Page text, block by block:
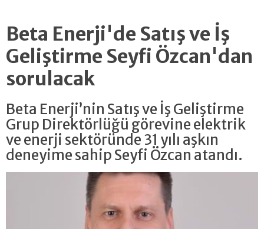
Beta Enerji'de Satış ve İş
Geliştirme Seyfi Özcan'dan
sorulacak
Beta Enerji’nin Satış ve İş Geliştirme
Grup Direktörlüğü görevine elektrik
ve enerji sektöründe 31 yılı aşkın
deneyime sahip Seyfi Özcan atandı.